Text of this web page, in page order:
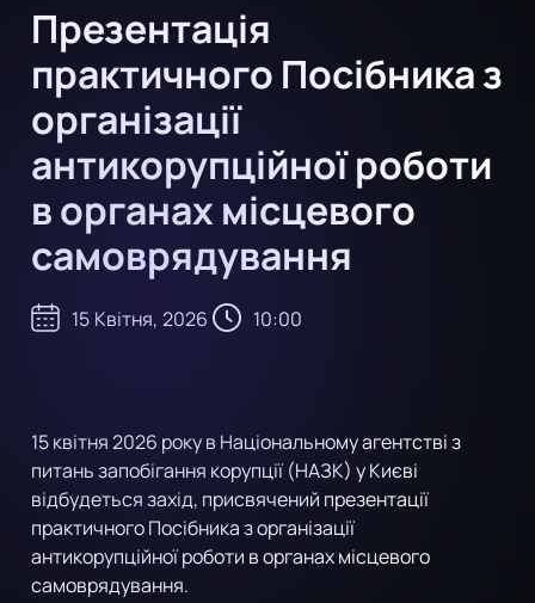
Презентація
практичного Посібника з
організації
антикорупційної роботи
в органах місцевого
самоврядування
15 Квітня, 2026 10:00
15 квітня 2026 року в Національному агентстві з
питань запобігання корупції (НАЗК) у Києві
відбудеться захід, присвячений презентації
практичного Посібника з організації
антикорупційної роботи в органах місцевого
самоврядування.